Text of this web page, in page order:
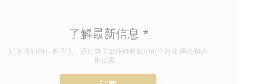
了解最新信息 *
订阅我们的时事通讯，通过电子邮件接收我们的个性化通讯和营
销优惠。